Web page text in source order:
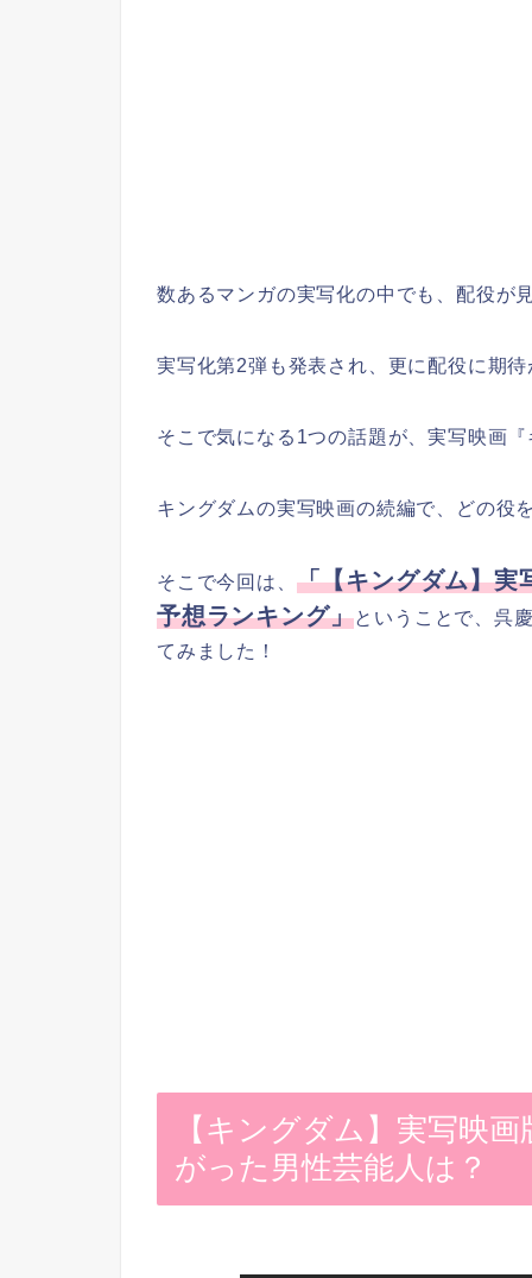
数あるマンガの実写化の中でも、配役が
実写化第2弾も発表され、更に配役に期
そこで気になる1つの話題が、実写映画
キングダムの実写映画の続編で、どの役
そこで今回は、 「【キングダム】実
予想ランキング」ということで、呉
てみました！
【キングダム】実写映
がった男性芸能人は？